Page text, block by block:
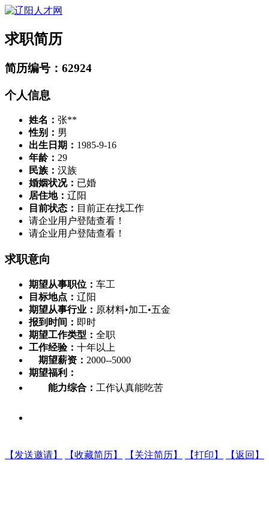
求职简历
简历编号：62924
个人信息
姓名： 张**
性别： 男
出生日期： 1985-9-16
年龄： 29
民族： 汉族
婚姻状况： 已婚
居住地： 辽阳
目前状态： 目前正在找工作
请企业用户登陆查看！
请企业用户登陆查看！
求职意向
期望从事职位： 车工
目标地点： 辽阳
期望从事行业： 原材料•加工•五金
报到时间： 即时
期望工作类型： 全职
工作经验： 十年以上
期望薪资： 2000--5000
期望福利：
能力综合： 工作认真能吃苦
【发送邀请】 【收藏简历】 【关注简历】 【打印】 【返回】